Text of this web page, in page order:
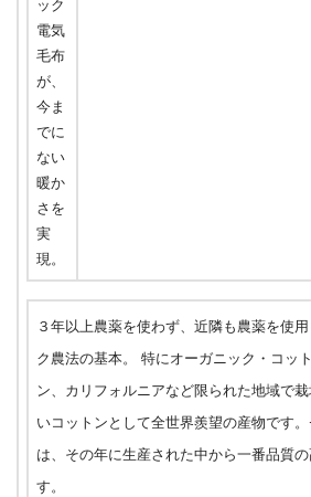
３年以上農薬を使わず、近隣も農薬を使
ク農法の基本。 特にオーガニック・コッ
ン、カリフォルニアなど限られた地域で
いコットンとして全世界羨望の産物です
は、その年に生産された中から一番品質
す。